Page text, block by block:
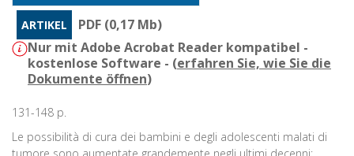
ARTIKEL
PDF (0,17 Mb)
Nur mit Adobe Acrobat Reader kompatibel -
kostenlose Software - (erfahren Sie, wie Sie die
Dokumente öffnen)
131-148 p.
Le possibilità di cura dei bambini e degli adolescenti malati di